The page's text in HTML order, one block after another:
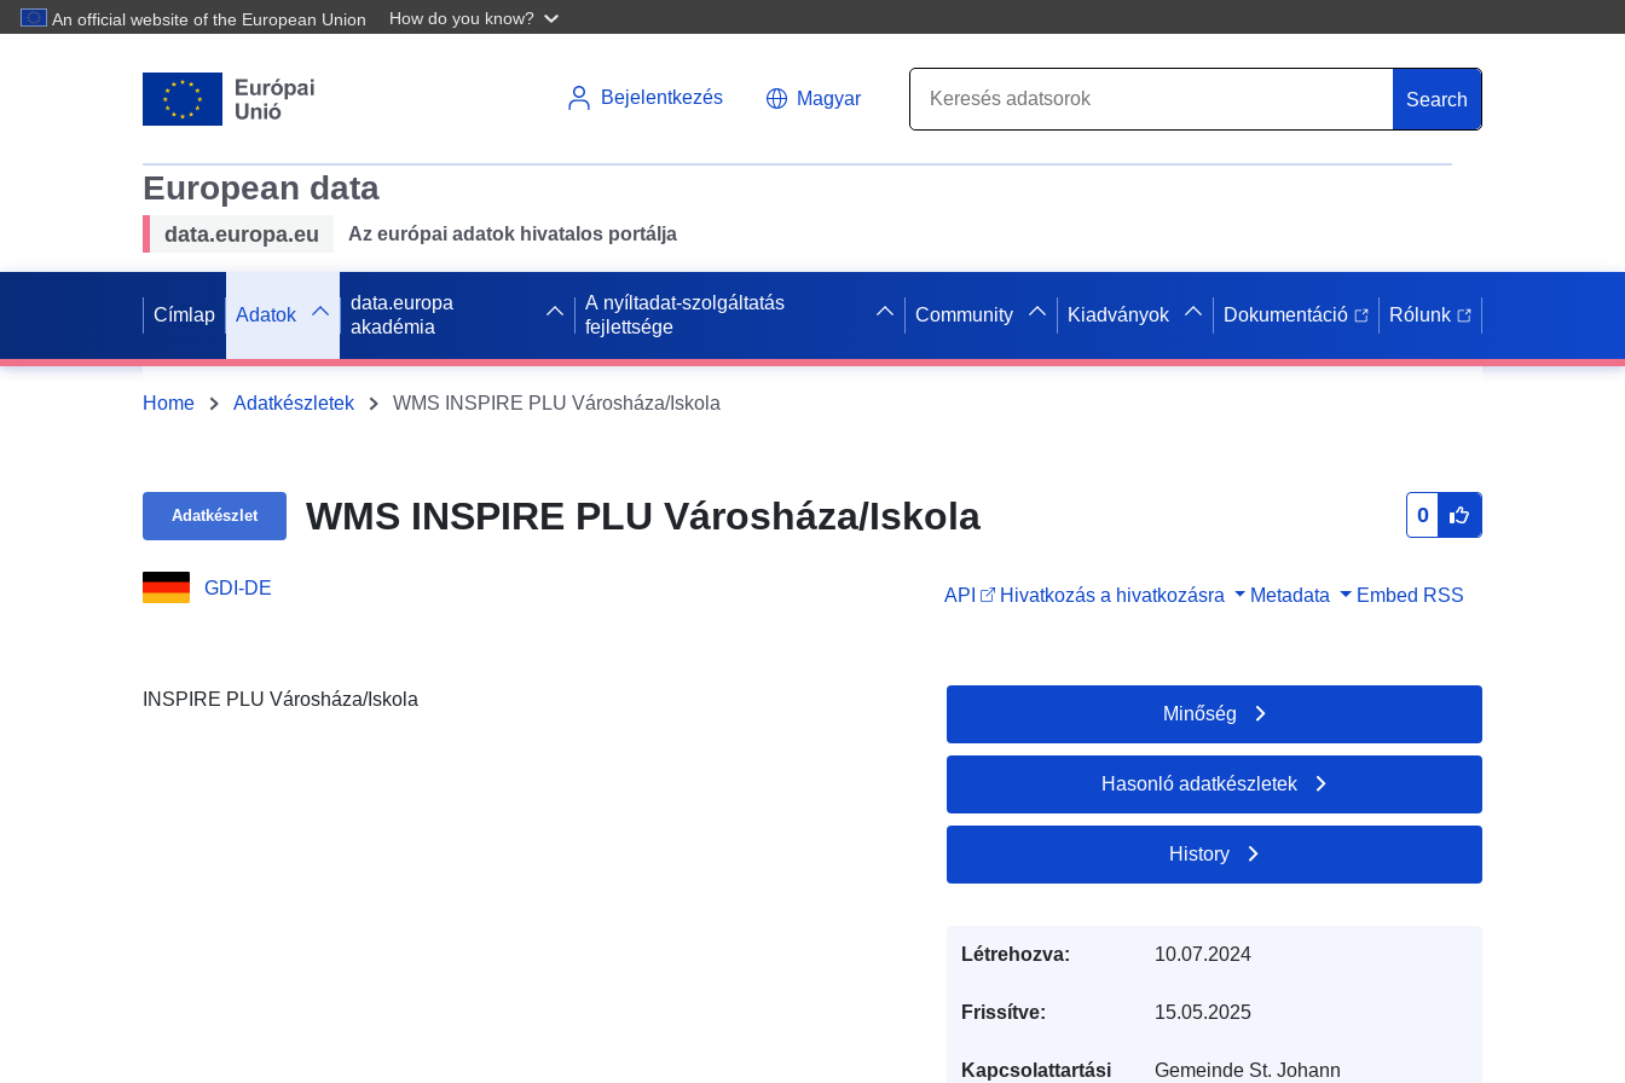
An official website of the European Union How do you know?
Bejelentkezés Magyar Search
European data
data.europa.eu Az európai adatok hivatalos portálja
Címlap Adatok
data.europa
akadémia
A nyíltadat-szolgáltatás
fejlettsége
Community Kiadványok Dokumentáció Rólunk
Home Adatkészletek WMS INSPIRE PLU Városháza/Iskola
Adatkészlet WMS INSPIRE PLU Városháza/Iskola 0
GDI-DE API Hivatkozás a hivatkozásra Metadata Embed RSS
INSPIRE PLU Városháza/Iskola
Minőség
Hasonló adatkészletek
History
Létrehozva: 10.07.2024
Frissítve: 15.05.2025
Kapcsolattartási
Gemeinde St. Johann